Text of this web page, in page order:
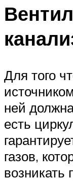
Для того
ней
есть
газов,
возникать